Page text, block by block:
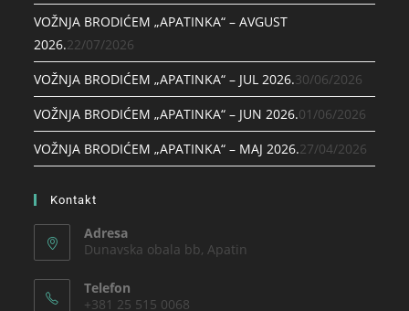
VOŽNJA BRODIĆEM „APATINKA“ – AVGUST
2026.22/07/2026
VOŽNJA BRODIĆEM „APATINKA“ – JUL 2026.30/06/2026
VOŽNJA BRODIĆEM „APATINKA“ – JUN 2026.01/06/2026
VOŽNJA BRODIĆEM „APATINKA“ – MAJ 2026.27/04/2026
Kontakt
Adresa
Dunavska obala bb, Apatin
Telefon
+381 25 515 0068